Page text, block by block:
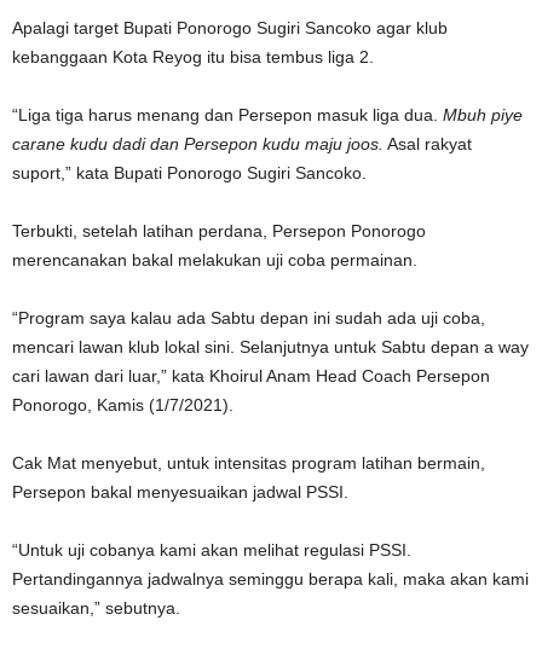
Apalagi target Bupati Ponorogo Sugiri Sancoko agar klub
kebanggaan Kota Reyog itu bisa tembus liga 2.
“Liga tiga harus menang dan Persepon masuk liga dua. Mbuh piye
carane kudu dadi dan Persepon kudu maju joos. Asal rakyat
suport,” kata Bupati Ponorogo Sugiri Sancoko.
Terbukti, setelah latihan perdana, Persepon Ponorogo
merencanakan bakal melakukan uji coba permainan.
“Program saya kalau ada Sabtu depan ini sudah ada uji coba,
mencari lawan klub lokal sini. Selanjutnya untuk Sabtu depan a way
cari lawan dari luar,” kata Khoirul Anam Head Coach Persepon
Ponorogo, Kamis (1/7/2021).
Cak Mat menyebut, untuk intensitas program latihan bermain,
Persepon bakal menyesuaikan jadwal PSSI.
“Untuk uji cobanya kami akan melihat regulasi PSSI.
Pertandingannya jadwalnya seminggu berapa kali, maka akan kami
sesuaikan,” sebutnya.